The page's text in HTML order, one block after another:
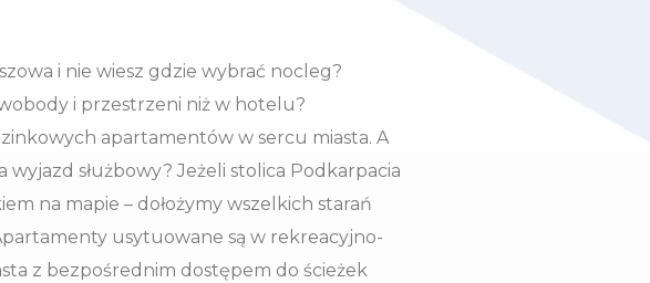
i nie wiesz gdzie wybrać nocleg?
i przestrzeni niż w hotelu?
apartamentów w sercu miasta. A
wyjazd służbowy? Jeżeli stolica Podkarpacia
na mapie – dołożymy wszelkich starań
usytuowane są w rekreacyjno-
z bezpośrednim dostępem do ścieżek